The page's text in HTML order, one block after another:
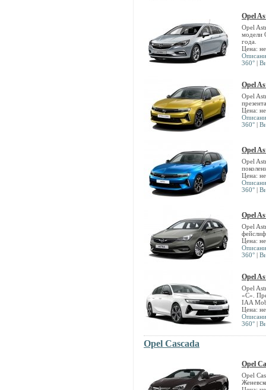
Opel
Opel
модели
года.
Цена:
360° |
Opel
Opel
Цена:
360° |
Opel
Opel
Цена:
360° |
Opel
Opel
Цена:
360° |
Opel
Opel
«C».
IAA
Цена:
360° |
Opel Cascada
Opel
Opel